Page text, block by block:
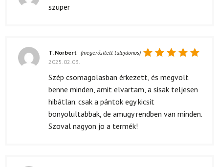
szuper
5 / 5
T. Norbert (megerősített tulajdonos)
2025.02.03.
Szép csomagolasban érkezett, és megvolt
benne minden, amit elvartam, a sisak teljesen
hibátlan. csak a pántok egy kicsit
bonyolultabbak, de amugy rendben van minden.
Szoval nagyon jo a termék!